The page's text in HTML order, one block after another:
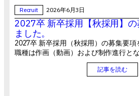
Recruit 2026年6月3日
2027卒 新卒採用【秋採用】
ました。
2027卒 新卒採用（秋採用）の募集要
職種は作画（動画）および制作進行と
記事を読む